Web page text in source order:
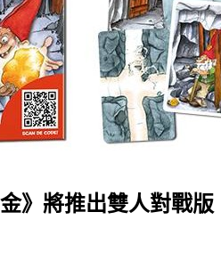
》將推出雙人對戰版